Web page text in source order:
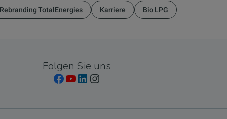
Rebranding TotalEnergies Karriere Bio LPG
Folgen Sie uns